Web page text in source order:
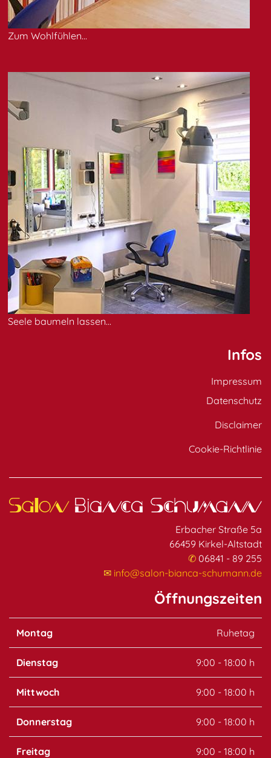
Zum Wohlfühlen...
Seele baumeln lassen...
Infos
Impressum
Datenschutz
Disclaimer
Cookie-Richtlinie
Erbacher Straße 5a
66459 Kirkel-Altstadt
✆ 06841 - 89 255
✉ info@salon-bianca-schumann.de
Öffnungszeiten
Montag Ruhetag
Dienstag 9:00 - 18:00 h
Mittwoch 9:00 - 18:00 h
Donnerstag 9:00 - 18:00 h
Freitag 9:00 - 18:00 h